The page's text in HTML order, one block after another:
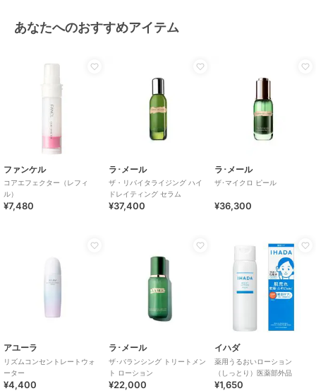
あなたへのおすすめアイテム
ファンケル
コアエフェクター（レフィ
ル）
¥7,480
ラ･メール
ザ・リバイタライジング ハイ
ドレイティング セラム
¥37,400
ラ･メール
ザ･マイクロ ピール
¥36,300
アユーラ
リズムコンセントレートウォ
ーター
¥4,400
ラ･メール
ザ･バランシング トリートメン
ト ローション
¥22,000
イハダ
薬用うるおいローション
（しっとり）医薬部外品
¥1,650